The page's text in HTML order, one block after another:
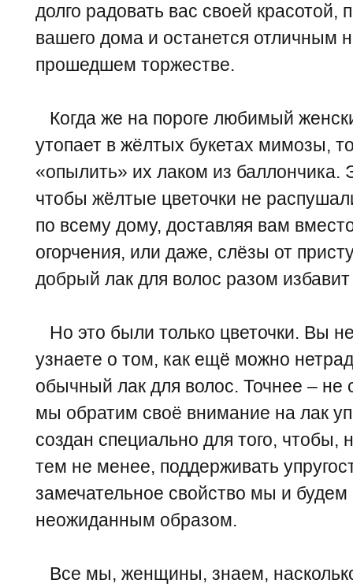
долго радовать вас своей красотой,
вашего дома и останется отличным
прошедшем торжестве.
Когда же на пороге любимый
утопает в жёлтых букетах мимозы,
«опылить» их лаком из баллончика.
чтобы жёлтые цветочки не
по всему дому, доставляя вам
огорчения, или даже, слёзы от
добрый лак для волос разом
Но это были только цветочки. Вы
узнаете о том, как ещё можно
обычный лак для волос. Точнее –
мы обратим своё внимание на лак
создан специально для того, чтобы,
тем не менее, поддерживать
замечательное свойство мы и
неожиданным образом.
Все мы, женщины, знаем,